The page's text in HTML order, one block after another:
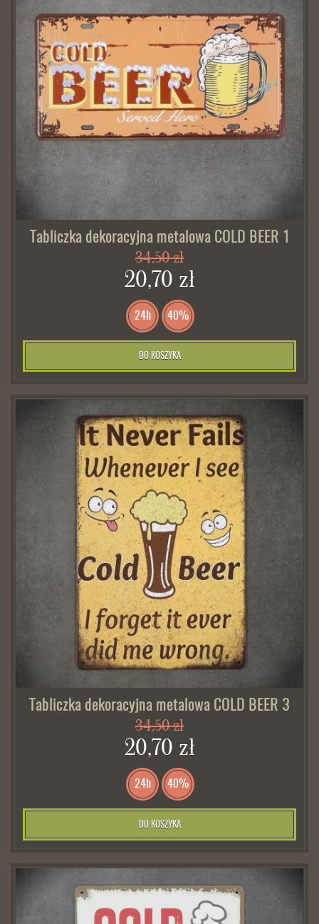
Tabliczka dekoracyjna metalowa COLD BEER 1
34,50 zł
20,70 zł
24h 40%
DO KOSZYKA
Tabliczka dekoracyjna metalowa COLD BEER 3
34,50 zł
20,70 zł
24h 40%
DO KOSZYKA